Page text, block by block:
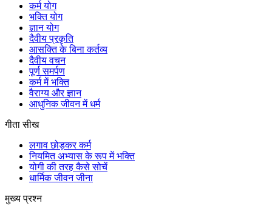
कर्म योग
भक्ति योग
ज्ञान योग
दैवीय प्रकृति
आसक्ति के बिना कर्तव्य
दैवीय वचन
पूर्ण समर्पण
कर्म में भक्ति
वैराग्य और ज्ञान
आधुनिक जीवन में धर्म
गीता सीख
लगाव छोड़कर कर्म
नियमित अभ्यास के रूप में भक्ति
योगी की तरह कैसे सोचें
धार्मिक जीवन जीना
मुख्य प्रश्न